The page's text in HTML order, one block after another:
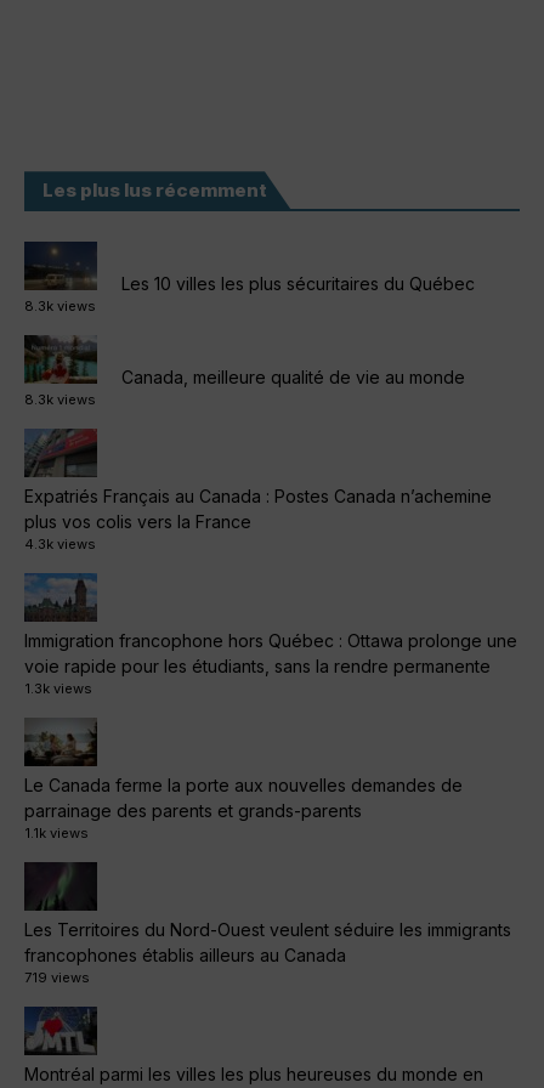
Les plus lus récemment
Les 10 villes les plus sécuritaires du Québec
8.3k views
Canada, meilleure qualité de vie au monde
8.3k views
Expatriés Français au Canada : Postes Canada n’achemine
plus vos colis vers la France
4.3k views
Immigration francophone hors Québec : Ottawa prolonge une
voie rapide pour les étudiants, sans la rendre permanente
1.3k views
Le Canada ferme la porte aux nouvelles demandes de
parrainage des parents et grands-parents
1.1k views
Les Territoires du Nord-Ouest veulent séduire les immigrants
francophones établis ailleurs au Canada
719 views
Montréal parmi les villes les plus heureuses du monde en